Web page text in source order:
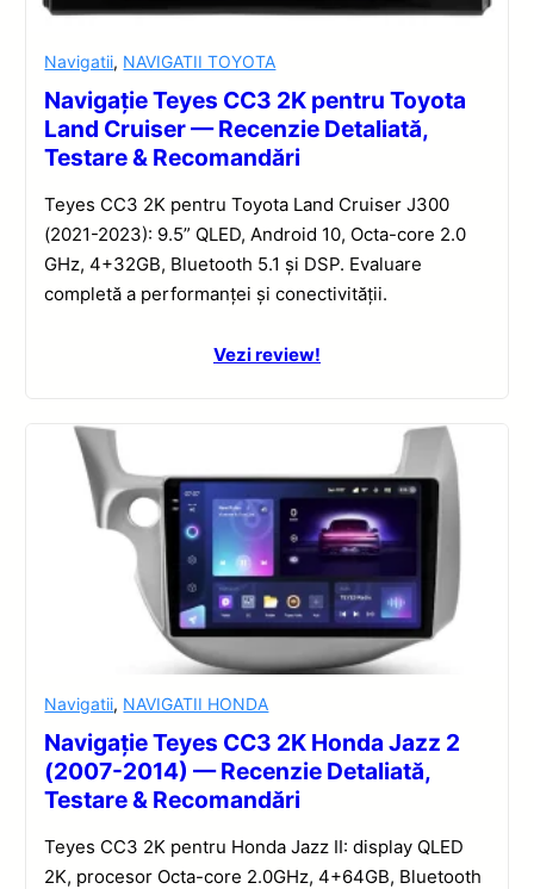
Navigatii, NAVIGATII TOYOTA
Navigație Teyes CC3 2K pentru Toyota
Land Cruiser — Recenzie Detaliată,
Testare & Recomandări
Teyes CC3 2K pentru Toyota Land Cruiser J300
(2021-2023): 9.5” QLED, Android 10, Octa-core 2.0
GHz, 4+32GB, Bluetooth 5.1 și DSP. Evaluare
completă a performanței și conectivității.
Vezi review!
Navigatii, NAVIGATII HONDA
Navigație Teyes CC3 2K Honda Jazz 2
(2007-2014) — Recenzie Detaliată,
Testare & Recomandări
Teyes CC3 2K pentru Honda Jazz II: display QLED
2K, procesor Octa-core 2.0GHz, 4+64GB, Bluetooth